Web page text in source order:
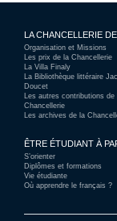
LA CHANCELLERIE
Organisation et Missions
Les prix de la Chancellerie
La Villa Finaly
La Bibliothèque littéraire
Doucet
Les autres contributions de
Chancellerie
Les archives de la
ÊTRE ÉTUDIANT À
S’orienter
Diplômes et formations
Vie étudiante
Où apprendre le français ?